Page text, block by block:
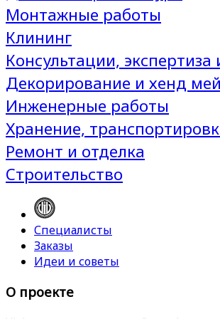
Монтажные работы
Клининг
Консультации,
Декорирование и хенд
Инженерные работы
Хранение,
Ремонт и отделка
Строительство
Специалисты
Заказы
Идеи и советы
О проекте